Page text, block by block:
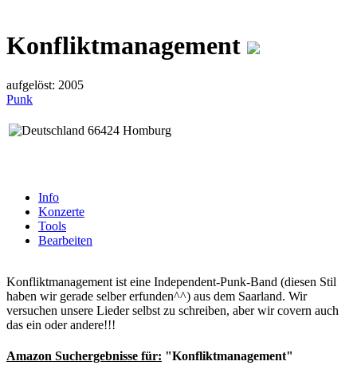
Konfliktmanagement
aufgelöst: 2005
Punk
66424 Homburg
Info
Konzerte
Tools
Bearbeiten
Konfliktmanagement ist eine Independent-Punk-Band (diesen Stil
haben wir gerade selber erfunden^^) aus dem Saarland. Wir
versuchen unsere Lieder selbst zu schreiben, aber wir covern auch
das ein oder andere!!!
Amazon Suchergebnisse für: "Konfliktmanagement"